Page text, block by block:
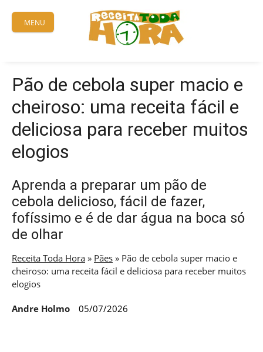
content
MENU
Pão de cebola super macio e
cheiroso: uma receita fácil e
deliciosa para receber muitos
elogios
Aprenda a preparar um pão de
cebola delicioso, fácil de fazer,
fofíssimo e é de dar água na boca só
de olhar
Receita Toda Hora » Pães » Pão de cebola super macio e
cheiroso: uma receita fácil e deliciosa para receber muitos
elogios
Andre Holmo 05/07/2026